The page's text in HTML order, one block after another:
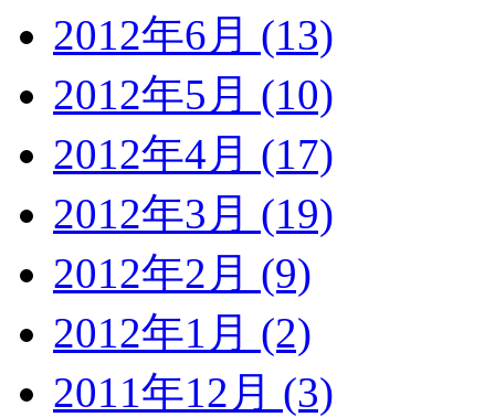
2012年6月 (13)
2012年5月 (10)
2012年4月 (17)
2012年3月 (19)
2012年2月 (9)
2012年1月 (2)
2011年12月 (3)